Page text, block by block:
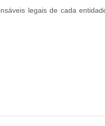
legais de cada